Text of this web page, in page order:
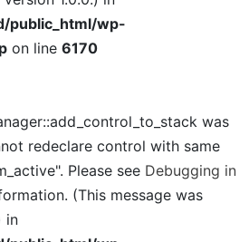
public_html/wp-
on line 6170
was
redeclare control with same
Please see Debugging in
(This message was
in